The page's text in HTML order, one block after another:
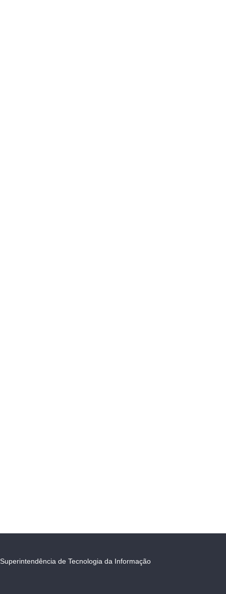
Superintendência de Tecnologia da Informação